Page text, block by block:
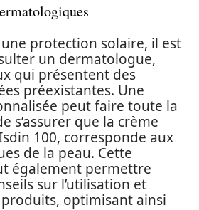
protection solaire, il est
un dermatologue,
qui présentent des
préexistantes. Une
peut faire toute la
s’assurer que la crème
100, corresponde aux
de la peau. Cette
également permettre
sur l’utilisation et
produits, optimisant ainsi